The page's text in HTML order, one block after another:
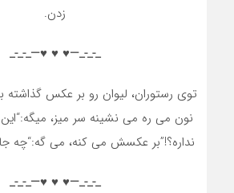
زدن.
_-_-_—♥️ ♥️ ♥️—_-_-_
توی رستوران، لیوان رو بر عکس
نون می ره می نشینه سر میز،
نداره؟!”بر عکسش می کنه، می گه:“چه
_-_-_—♥️ ♥️ ♥️—_-_-_